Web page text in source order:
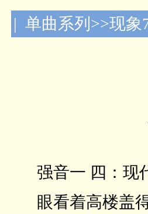
| 单曲系列>>现象
强音一 四：现
眼看着高楼盖